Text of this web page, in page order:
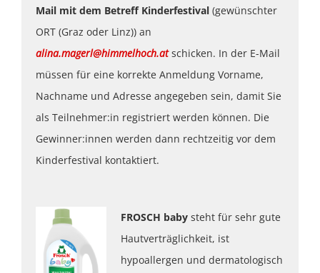
Mail mit dem Betreff Kinderfestival (gewünschter
ORT (Graz oder Linz)) an
alina.magerl@himmelhoch.atschicken. In der E-Mail
müssen für eine korrekte Anmeldung Vorname,
Nachname und Adresse angegeben sein, damit Sie
als Teilnehmer:in registriert werden können. Die
Gewinner:innen werden dann rechtzeitig vor dem
Kinderfestival kontaktiert.
FROSCH baby steht für sehr gute
Hautverträglichkeit, ist
hypoallergen und dermatologisch